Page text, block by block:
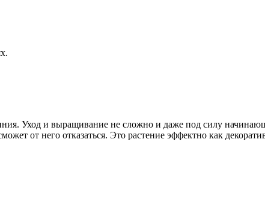
Уход и выращивание не сложно и даже под силу
от него отказаться. Это растение эффектно как